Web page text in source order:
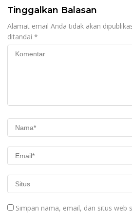
Tinggalkan Balasan
Alamat email Anda tidak akan
ditandai *
Simpan nama, email, dan situs web